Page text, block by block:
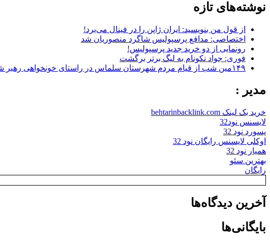
نوشته‌های تازه
از قول من بنویسید: ایران ژاپن را در فینال می‌برد!
اختصاصی: مدافع پرسپولیس شاگرد منصوریان شد
رونمایی از دو خرید جدید پرسپولیس!
فوری: جواد نکونام به لیگ برتر برگشت
۱۴۹مین شب از قیام مردم شهرستان سلماس در راستای خونخواهی رهبر شهید + تصاویر
مدیر :
خرید بک لینک behtarinbacklink.com
لایسنس نود32
پسورد نود 32
اوکلی لایسنس رایگان نود 32
همیار نود 32
بهترین سئو
رایگان
آخرین دیدگاه‌ها
بایگانی‌ها